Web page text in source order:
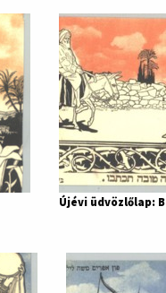
Újévi üdvözlőlap: